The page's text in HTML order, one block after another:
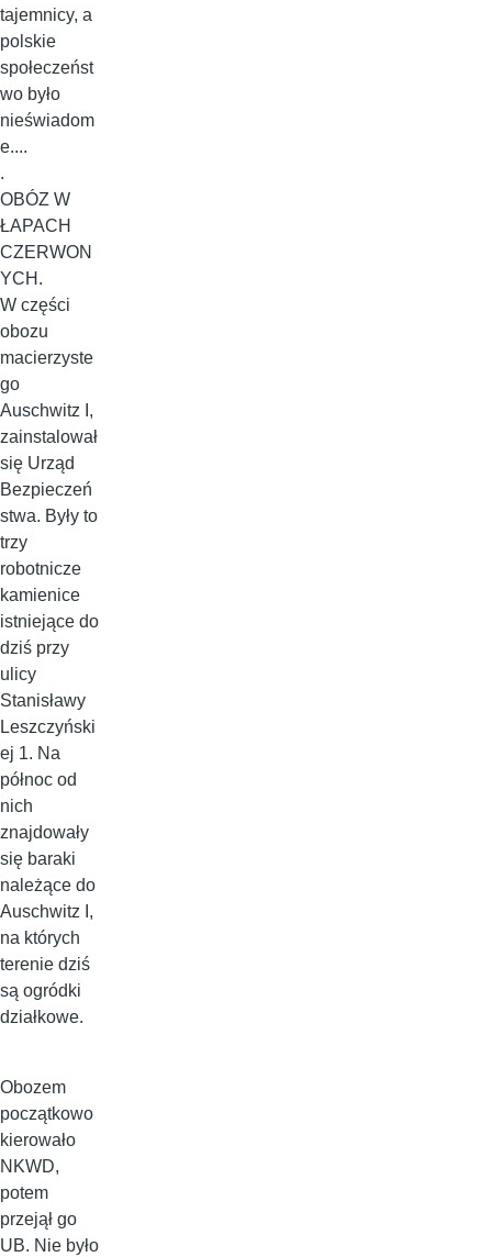
tajemnicy, a
polskie
społeczeńst
wo było
nieświadom
e....
.
OBÓZ W
ŁAPACH
CZERWON
YCH.
W części
obozu
macierzyste
go
Auschwitz I,
zainstalował
się Urząd
Bezpieczeń
stwa. Były to
trzy
robotnicze
kamienice
istniejące do
dziś przy
ulicy
Stanisławy
Leszczyński
ej 1. Na
północ od
nich
znajdowały
się baraki
należące do
Auschwitz I,
na których
terenie dziś
są ogródki
działkowe.
Obozem
początkowo
kierowało
NKWD,
potem
przejął go
UB. Nie było